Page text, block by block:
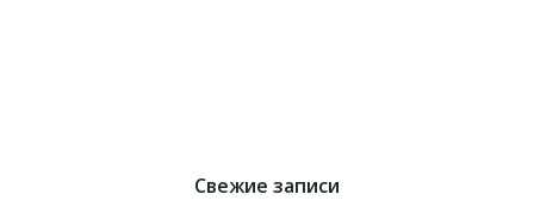
Свежие записи